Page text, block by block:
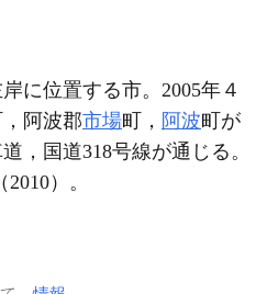
に位置する市。2005年４
，阿波郡市場町， 阿波町が
，国道318号線が通じる。
）。